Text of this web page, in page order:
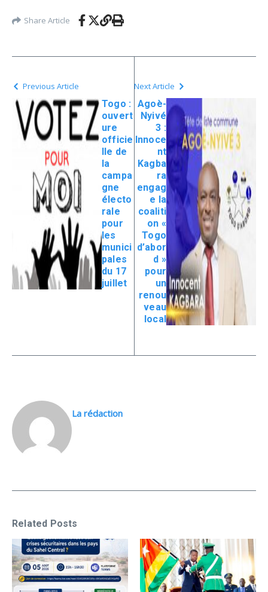
Share Article
Previous Article
Togo :
ouvert
ure
officie
lle de
la
campa
gne
électo
rale
pour
les
munici
pales
du 17
juillet
Next Article
Agoè-
Nyivé
3 :
Innoce
nt
Kagba
ra
engag
e la
coaliti
on «
Togo
d’abor
d »
pour
un
renou
veau
local
La rédaction
Related Posts